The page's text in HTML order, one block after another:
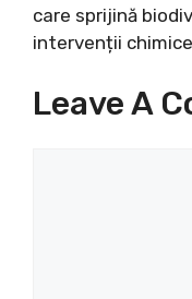
care sprijină
intervenții
Leave A